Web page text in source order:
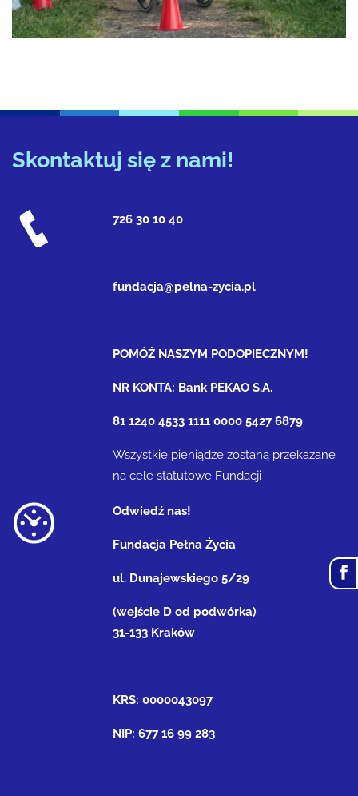
Skontaktuj się z nami!
726 30 10 40
fundacja@pelna-zycia.pl
POMÓŻ NASZYM PODOPIECZNYM!
NR KONTA: Bank PEKAO S.A.
81 1240 4533 1111 0000 5427 6879
Wszystkie pieniądze zostaną przekazane
na cele statutowe Fundacji
Odwiedź nas!
Fundacja Pełna Życia
ul. Dunajewskiego 5/29
(wejście D od podwórka)
31-133 Kraków
KRS: 0000043097
NIP: 677 16 99 283